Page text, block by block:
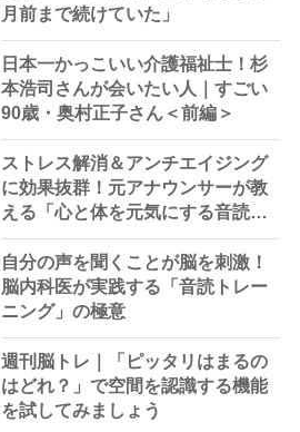
月前まで続けていた」
日本一かっこいい介護福祉士！杉
本浩司さんが会いたい人｜すごい
90歳・奥村正子さん＜前編＞
ストレス解消＆アンチエイジング
に効果抜群！元アナウンサーが教
える「心と体を元気にする音読の
習慣」
自分の声を聞くことが脳を刺激！
脳内科医が実践する「音読トレー
ニング」の極意
週刊脳トレ｜「ピッタリはまるの
はどれ？」で空間を認識する機能
を試してみましょう